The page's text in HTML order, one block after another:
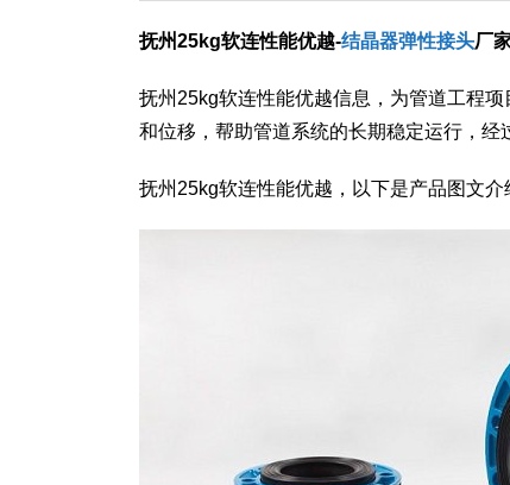
抚州25kg软连性能优越-结晶器弹性接头厂
抚州25kg软连性能优越信息，为管道工程
和位移，帮助管道系统的长期稳定运行，经
抚州25kg软连性能优越，以下是产品图文介